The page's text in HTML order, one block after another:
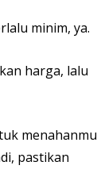
minim, ya.
harga, lalu
menahanmu
pastikan